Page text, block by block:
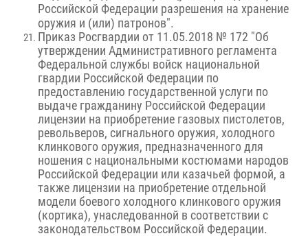
Российской Федерации разрешения на хранение
оружия и (или) патронов".
Приказ Росгвардии от 11.05.2018 № 172 "Об
утверждении Административного регламента
Федеральной службы войск национальной
гвардии Российской Федерации по
предоставлению государственной услуги по
выдаче гражданину Российской Федерации
лицензии на приобретение газовых пистолетов,
револьверов, сигнального оружия, холодного
клинкового оружия, предназначенного для
ношения с национальными костюмами народов
Российской Федерации или казачьей формой, а
также лицензии на приобретение отдельной
модели боевого холодного клинкового оружия
(кортика), унаследованной в соответствии с
законодательством Российской Федерации.